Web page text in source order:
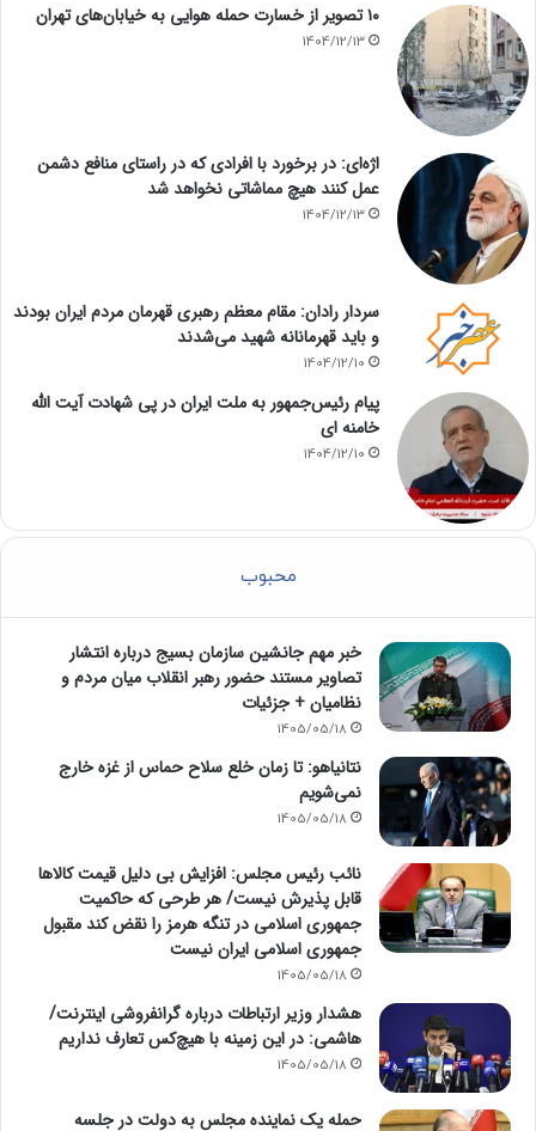
۱۰ تصویر از خسارت حمله هوایی به خیابان‌های تهران
1404/12/13
اژه‌ای: در برخورد با افرادی که در راستای منافع دشمن
عمل کنند هیچ مماشاتی نخواهد شد
1404/12/13
سردار رادان: مقام معظم رهبری قهرمان مردم ایران بودند
و باید قهرمانانه شهید می‌شدند
1404/12/10
پیام رئیس‌جمهور به ملت ایران در پی شهادت آیت الله
خامنه ای
1404/12/10
محبوب
خبر مهم جانشین سازمان بسیج درباره انتشار
تصاویر مستند حضور رهبر انقلاب میان مردم و
نظامیان + جزئیات
1405/05/18
نتانیاهو: تا زمان خلع سلاح حماس از غزه خارج
نمی‌شویم
1405/05/18
نائب رئیس مجلس: افزایش بی دلیل قیمت کالاها
قابل پذیرش نیست/ هر طرحی که حاکمیت
جمهوری اسلامی در تنگه هرمز را نقض کند مقبول
جمهوری اسلامی ایران نیست
1405/05/18
هشدار وزیر ارتباطات درباره گرانفروشی اینترنت/
هاشمی: در این زمینه با هیچ‌کس تعارف نداریم
1405/05/18
حمله یک نماینده مجلس به دولت در جلسه